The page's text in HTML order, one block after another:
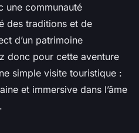
une communauté
des traditions et de
d’un patrimoine
donc pour cette aventure
simple visite touristique :
et immersive dans l’âme